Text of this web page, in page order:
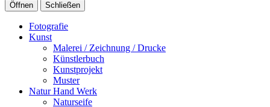
Öffnen Schließen
Fotografie
Kunst
Malerei / Zeichnung / Drucke
Künstlerbuch
Kunstprojekt
Muster
Natur Hand Werk
Naturseife